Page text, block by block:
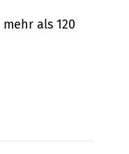
als 120